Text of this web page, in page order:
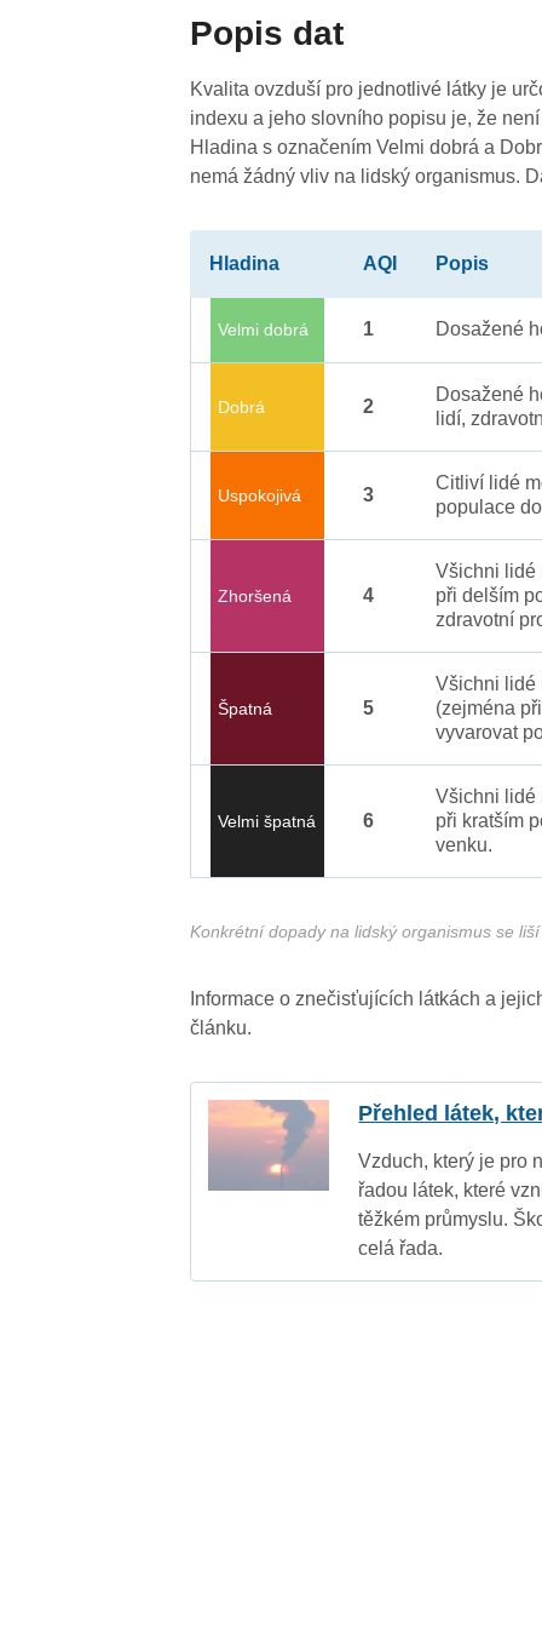
4
Popis dat
Kvalita ovzduší pro jednotlivé látky je
indexu a jeho slovního popisu je, že
Hladina s označením Velmi dobrá a
nemá žádný vliv na lidský organismus.
Hladina AQI Popis
Velmi dobrá 1 Dosažené
Dobrá 2
Dosažené
lidí,
Uspokojivá 3
Citliví lidé
populace
Zhoršená 4
Všichni lidé
při delším
zdravotní
Špatná 5
Všichni lidé
(zejména
vyvarovat
Velmi špatná 6
Všichni lidé
při kratším
venku.
Konkrétní dopady na lidský organismus se
Informace o znečisťujících látkách a
článku.
Přehled látek,
Vzduch, který je pro
řadou látek, které
těžkém průmyslu.
celá řada.